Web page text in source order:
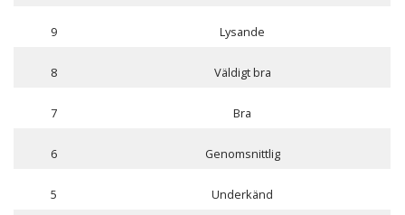
9 Lysande
8 Väldigt bra
7 Bra
6 Genomsnittlig
5 Underkänd